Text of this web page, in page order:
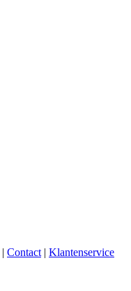
| Contact | Klantenservice